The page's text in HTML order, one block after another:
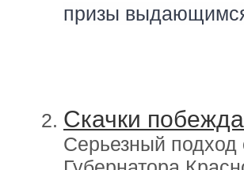
призы
Скачки
Серьезный подход